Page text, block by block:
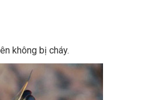
không bị cháy.